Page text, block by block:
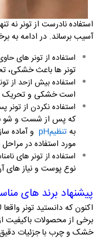
استفاده نادرست از تونر نه
آسیب برساند. در ادامه به
استفاده از تونر های
تونر ها باعث خشکی،
استفاده بیش ازحد از
است خشکی و تحریک
استفاده نکردن از
که پس از شست و شو
بهتنظیمpH و آماده
مورد استفاده در
استفاده از تونر های
نوع پوست و نیاز های
پیشنهاد برند های
اکنون که دانستید تونر
برخی از محصولات باکیفیت
خشک و چرب با جزئیات